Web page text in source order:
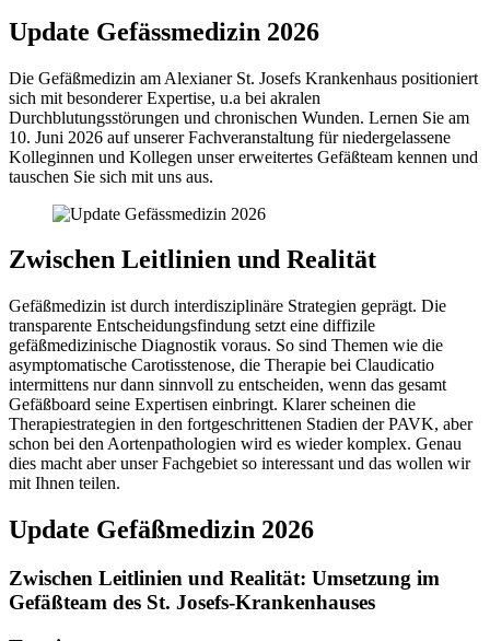
Update Gefässmedizin 2026
Die Gefäßmedizin am Alexianer St. Josefs Krankenhaus positioniert
sich mit besonderer Expertise, u.a bei akralen
Durchblutungsstörungen und chronischen Wunden. Lernen Sie am
10. Juni 2026 auf unserer Fachveranstaltung für niedergelassene
Kolleginnen und Kollegen unser erweitertes Gefäßteam kennen und
tauschen Sie sich mit uns aus.
Zwischen Leitlinien und Realität
Gefäßmedizin ist durch interdisziplinäre Strategien geprägt. Die
transparente Entscheidungsfindung setzt eine diffizile
gefäßmedizinische Diagnostik voraus. So sind Themen wie die
asymptomatische Carotisstenose, die Therapie bei Claudicatio
intermittens nur dann sinnvoll zu entscheiden, wenn das gesamt
Gefäßboard seine Expertisen einbringt. Klarer scheinen die
Therapiestrategien in den fortgeschrittenen Stadien der PAVK, aber
schon bei den Aortenpathologien wird es wieder komplex. Genau
dies macht aber unser Fachgebiet so interessant und das wollen wir
mit Ihnen teilen.
Update Gefäßmedizin 2026
Zwischen Leitlinien und Realität: Umsetzung im
Gefäßteam des St. Josefs-Krankenhauses